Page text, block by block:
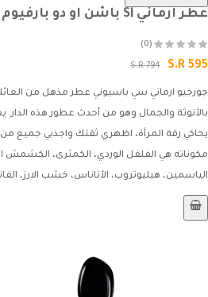
عطر ارماني Si باشن او دو بارفيوم 100مل
(0)
S.R 595
S.R 794
جورجيو ارماني سي باسيوني عطر مذهل من
بالأنوثة والجمال وهو من أحدث عطور هذه الدار.
يحاكي رقة المرأة، اظهري ثقتك واجذبي جميع
مكوناته هي الفلفل الوردي، الكمثرى، الكشمش
الياسمين، هيليوتروب، الأناناس، خشب الارز،